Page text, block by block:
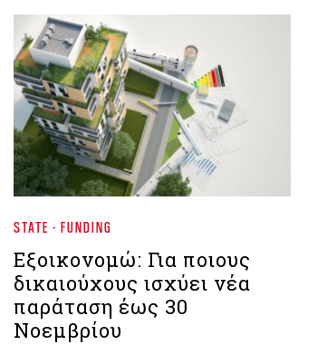
STATE - FUNDING
Εξοικονομώ: Για ποιους
δικαιούχους ισχύει νέα
παράταση έως 30
Νοεμβρίου